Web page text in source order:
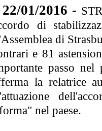
22/01/2016 -
di
di
e 81
passo
la relatrice
nel paese.